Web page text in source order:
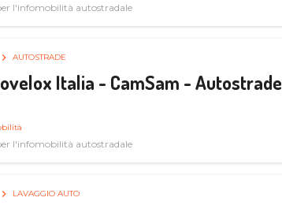
l'infomobilità autostradale
AUTOSTRADE
Italia - CamSam - Autostrade
l'infomobilità autostradale
LAVAGGIO AUTO